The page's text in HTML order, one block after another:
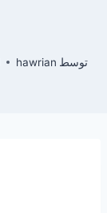
توسط hawrian